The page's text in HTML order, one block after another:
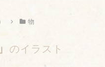
物
」 のイラスト